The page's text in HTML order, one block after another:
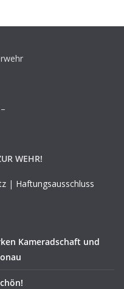
WEHR!
| Haftungsausschluss
Kameradschaft und